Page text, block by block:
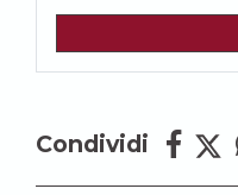
Condividi